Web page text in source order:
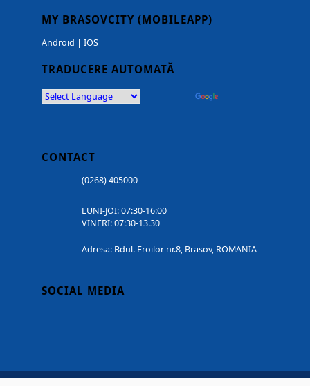
MY BRASOVCITY (MOBILEAPP)
Android | IOS
TRADUCERE AUTOMATĂ
CONTACT
(0268) 405000
LUNI-JOI: 07:30-16:00
VINERI: 07:30-13.30
Adresa: Bdul. Eroilor nr.8, Brasov, ROMANIA
SOCIAL MEDIA